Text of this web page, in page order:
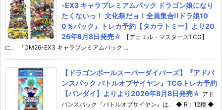
-EX3 キャラプレミアムパック ドラゴン娘になり
たくないっ！ 文化祭だョ！全員集合!!ドラ娘10
0％パック』トレカ予約【タカラトミー】より20
26年8月8日発売☆
【デュエル・マスターズTCG】
に、 『DM26-EX3 キャラプレミアムパック ...
【ドラゴンボールスーパーダイバーズ】『アドバ
ンスパック バトルオブサイヤン』TCGトレカ予約
【バンダイ】よりより2026年8月8日発売☆ アド
バンスパック『バトルオブサイヤン』は、 ◆ R：12種 ◆